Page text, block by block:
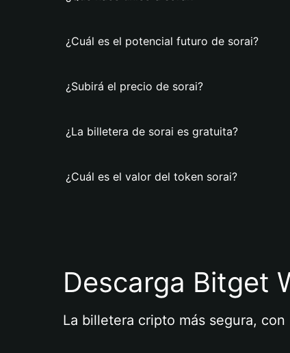
¿Cuál es el potencial futuro de sorai?
¿Subirá el precio de sorai?
¿La billetera de sorai es gratuita?
¿Cuál es el valor del token sorai?
Descarga Bitget
La billetera cripto más segura,